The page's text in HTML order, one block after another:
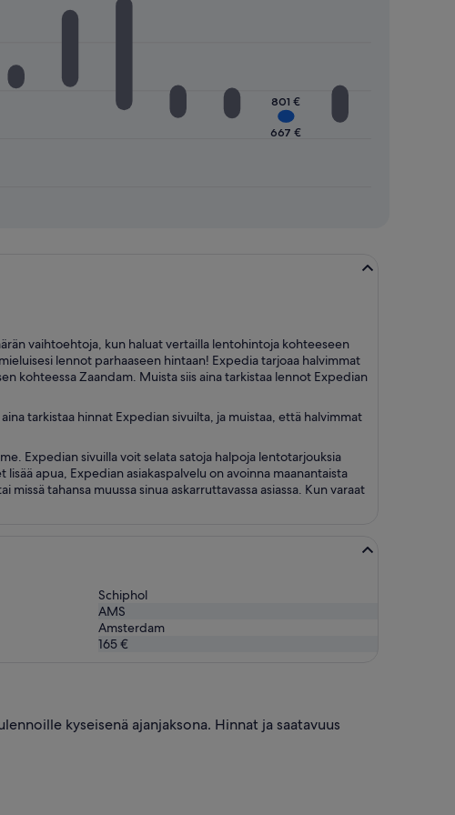
667 €
801 €
vaihtoehtoja, kun haluat vertailla lentohintoja kohteeseen
lennot parhaaseen hintaan! Expedia tarjoaa halvimmat
kohteessa Zaandam. Muista siis aina tarkistaa lennot Expedian
tarkistaa hinnat Expedian sivuilta, ja muistaa, että halvimmat
Expedian sivuilla voit selata satoja halpoja lentotarjouksia
apua, Expedian asiakaspalvelu on avoinna maanantaista
tahansa muussa sinua askarruttavassa asiassa. Kun varaat
Schiphol
AMS
Amsterdam
165 €
kyseisenä ajanjaksona. Hinnat ja saatavuus